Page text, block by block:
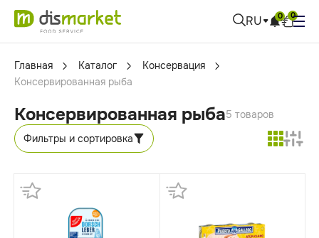
RU 0 0
Главная Каталог
Консервация
Консервированная рыба
Консервированная рыба5 товаров
Фильтры и сортировка